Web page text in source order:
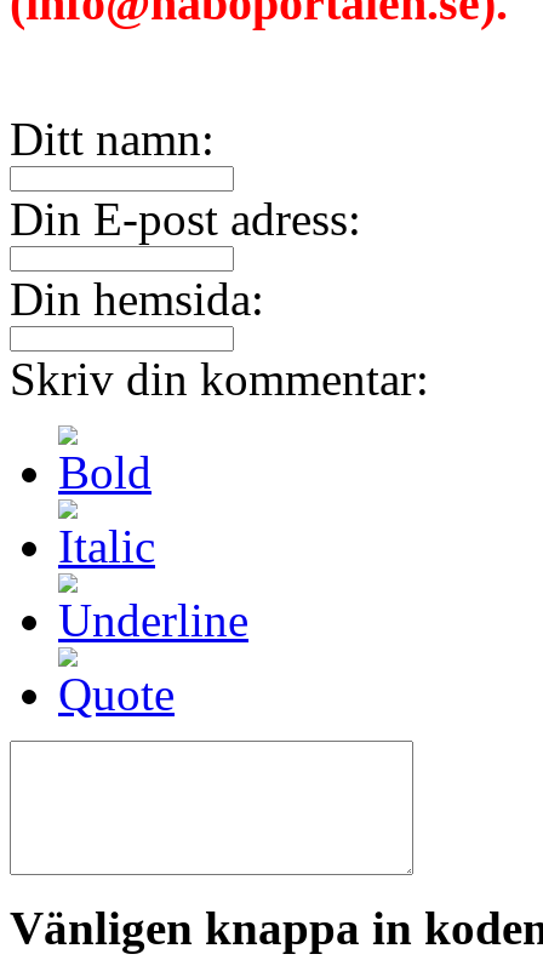
Ditt namn:
Din E-post adress:
Din hemsida:
Skriv din kommentar:
Vänligen knappa in